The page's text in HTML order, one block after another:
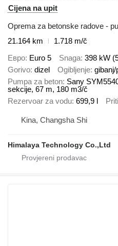
Cijena na upit
Oprema za betonske radove -
21.164 km
1.718 m/č
Евро Euro 5 Snaga 398 kW
Gorivo dizel Ogibljenje
Pumpa za beton Sany
sekcije, 67 m, 180 m3/č
Rezervoar za vodu 699,9 l
Kina, Changsha Shi
Himalaya Technology Co.,Ltd